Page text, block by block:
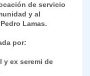
de servicio
y al
Lamas.
por:
y ex seremi de